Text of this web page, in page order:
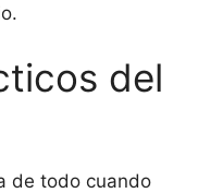
del
de todo cuando